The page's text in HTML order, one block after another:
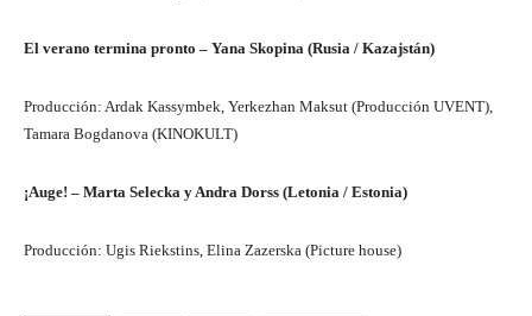
El verano termina pronto – Yana Skopina (Rusia / Kazajstán)
Producción: Ardak Kassymbek, Yerkezhan Maksut (Producción UVENT),
Tamara Bogdanova (KINOKULT)
¡Auge! – Marta Selecka y Andra Dorss (Letonia / Estonia)
Producción: Ugis Riekstins, Elina Zazerska (Picture house)